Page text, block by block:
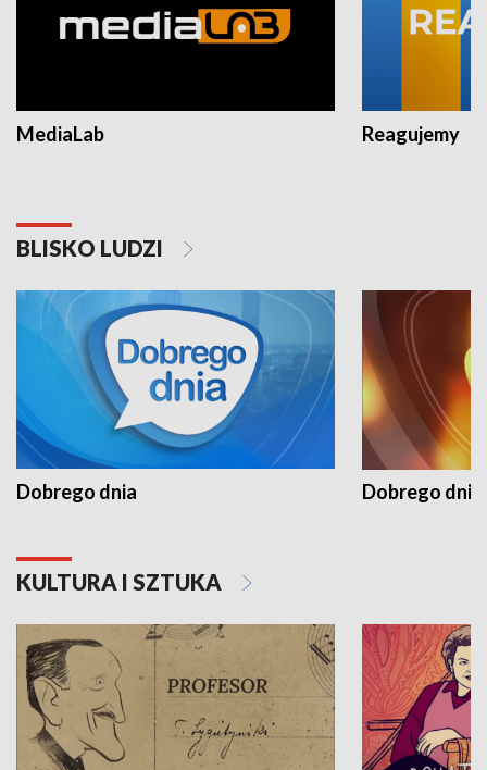
MediaLab Reagujemy
BLISKO LUDZI
Dobrego dnia Dobrego dnia
KULTURA I SZTUKA